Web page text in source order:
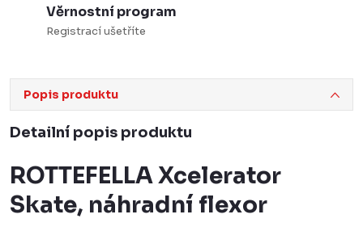
Věrnostní program
Registrací ušetříte
Popis produktu
Detailní popis produktu
ROTTEFELLA Xcelerator
Skate, náhradní flexor